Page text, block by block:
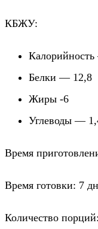
КБЖУ:
Белки — 12,8
Жиры -6
Углеводы —
Время
Время готовки: 7
Количество